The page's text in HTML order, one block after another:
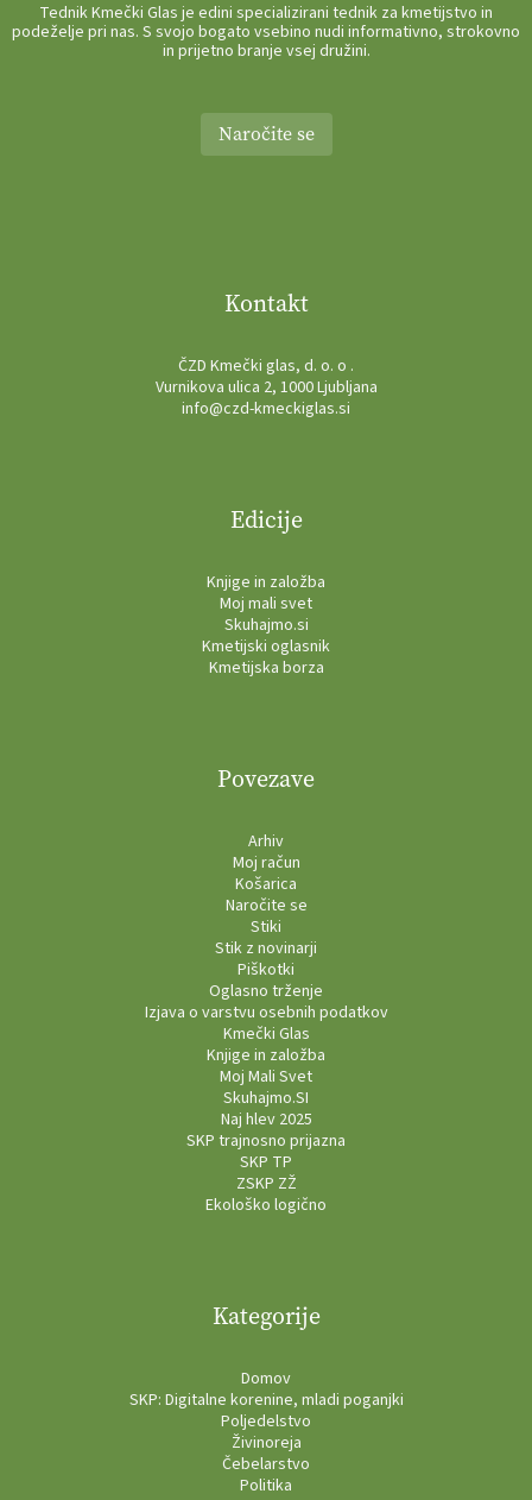
Tednik Kmečki Glas je edini specializirani tednik za kmetijstvo in
podeželje pri nas. S svojo bogato vsebino nudi informativno, strokovno
in prijetno branje vsej družini.
Naročite se
Kontakt
ČZD Kmečki glas, d. o. o .
Vurnikova ulica 2, 1000 Ljubljana
info@czd-kmeckiglas.si
Edicije
Knjige in založba
Moj mali svet
Skuhajmo.si
Kmetijski oglasnik
Kmetijska borza
Povezave
Arhiv
Moj račun
Košarica
Naročite se
Stiki
Stik z novinarji
Piškotki
Oglasno trženje
Izjava o varstvu osebnih podatkov
Kmečki Glas
Knjige in založba
Moj Mali Svet
Skuhajmo.SI
Naj hlev 2025
SKP trajnosno prijazna
SKP TP
ZSKP ZŽ
Ekološko logično
Kategorije
Domov
SKP: Digitalne korenine, mladi poganjki
Poljedelstvo
Živinoreja
Čebelarstvo
Politika